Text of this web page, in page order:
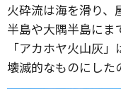
火砕流は海を滑り、
半島や大隅半島にま
「アカホヤ火山灰
壊滅的なものにした